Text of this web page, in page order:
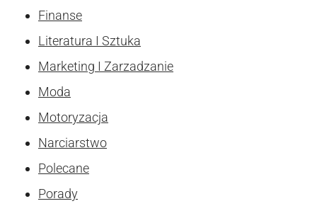
Finanse
Literatura I Sztuka
Marketing I Zarzadzanie
Moda
Motoryzacja
Narciarstwo
Polecane
Porady